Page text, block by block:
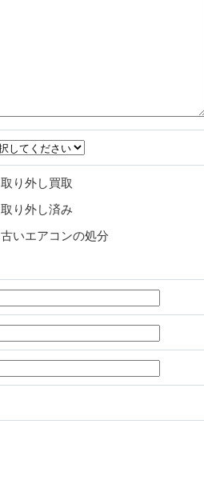
取り外し買取
取り外し済み
古いエアコンの処分